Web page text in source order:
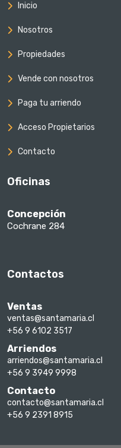
Inicio
Nosotros
Propiedades
Vende con nosotros
Paga tu arriendo
Acceso Propietarios
Contacto
Oficinas
Concepción
Cochrane 284
Contactos
Ventas
ventas@santamaria.cl
+56 9 6102 3517
Arriendos
arriendos@santamaria.cl
+56 9 3949 9998
Contacto
contacto@santamaria.cl
+56 9 2391 8915